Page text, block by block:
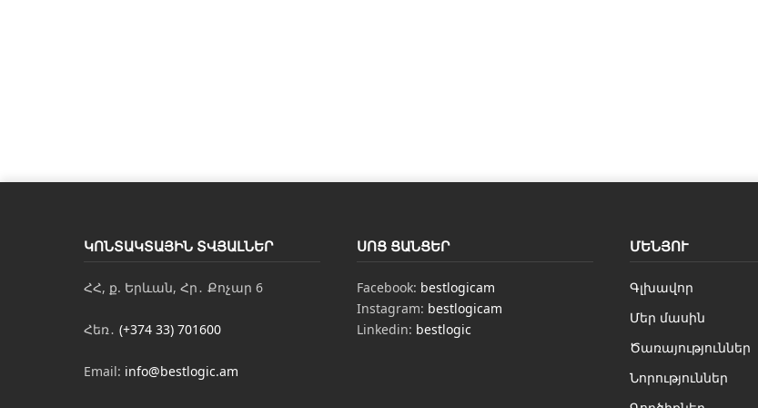
ԿՈՆՏԱԿՏԱՅԻՆ ՏՎՅԱԼՆԵՐ
ՀՀ, ք. Երևան, Հր․ Քոչար 6
Հեռ․ (+374 33) 701600
Email: info@bestlogic.am
ՍՈՑ ՑԱՆՑԵՐ
Facebook: bestlogicam
Instagram: bestlogicam
Linkedin: bestlogic
ՄԵՆՅՈՒ
Գլխավոր
Մեր մասին
Ծառայություններ
Նորություններ